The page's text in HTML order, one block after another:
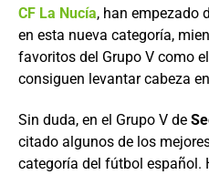
CF La Nucía, han empezado
en esta nueva categoría,
favoritos del Grupo V como el
consiguen levantar cabeza
Sin duda, en el Grupo V de
citado algunos de los
categoría del fútbol español.